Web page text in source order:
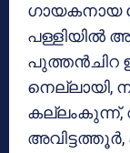
ഗായകനായ
പള്ളിയില്‍
പുത്തന്‍ചിറ
നെല്ലായി,
കല്ലംകുന്ന്,